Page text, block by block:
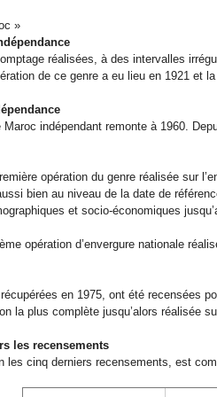
»
réalisées, à des intervalles
de ce genre a eu lieu en 1921 et
indépendant remonte à 1960.
opération du genre réalisée sur
bien au niveau de la date de
et socio-économiques
opération d’envergure nationale
en 1975, ont été recensées
la plus complète jusqu’alors réalisée
les recensements
les cinq derniers recensements, est